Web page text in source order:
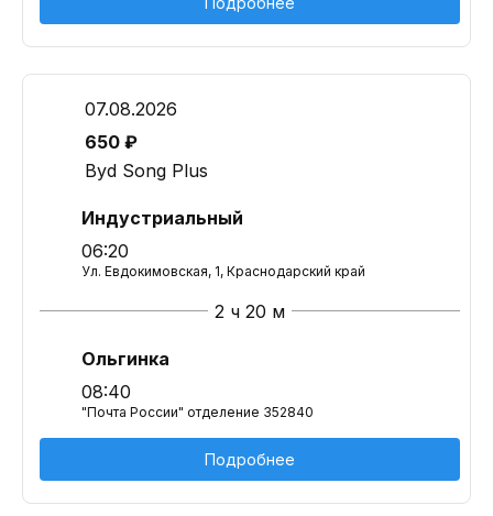
07.08.2026
650 ₽
Byd Song Plus
Индустриальный
06:20
Ул. Евдокимовская, 1, Краснодарский край
2 ч 20 м
Ольгинка
08:40
"Почта России" отделение 352840
Подробнее